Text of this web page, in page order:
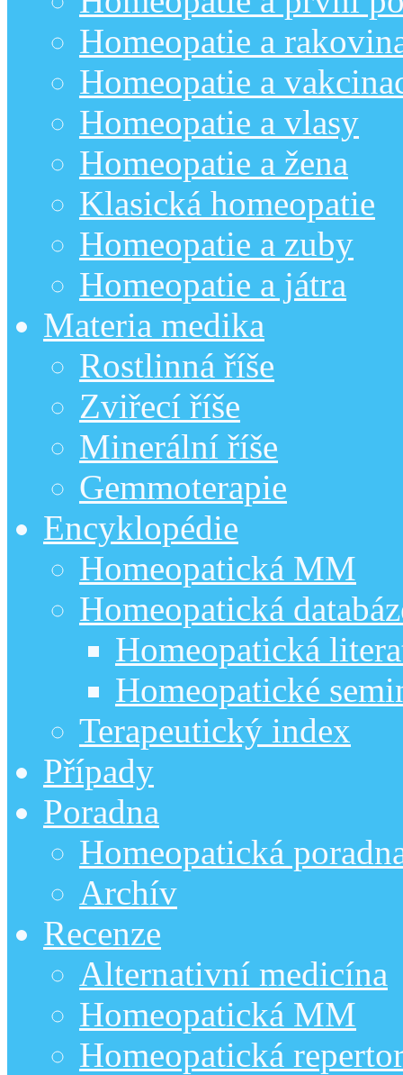
Homeopatie a
Homeopatie a
Homeopatie a vlasy
Homeopatie a žena
Klasická homeopatie
Homeopatie a zuby
Homeopatie a játra
Materia medika
Rostlinná říše
Zviřecí říše
Minerální říše
Gemmoterapie
Encyklopédie
Homeopatická MM
Homeopatická
Homeopatická
Homeopatické
Terapeutický index
Případy
Poradna
Homeopatická
Archív
Recenze
Alternativní medicína
Homeopatická MM
Homeopatická